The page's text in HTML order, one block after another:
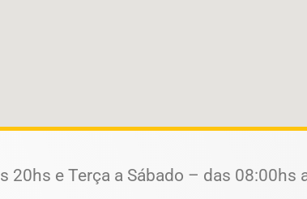
20hs e Terça a Sábado – das 08:00hs